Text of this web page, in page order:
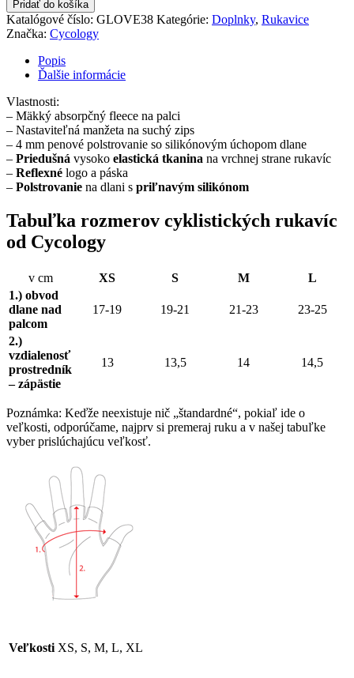
Tattoo
Pridať do košíka
Katalógové číslo: GLOVE38 Kategórie: Doplnky, Rukavice
Značka: Cycology
Popis
Ďalšie informácie
Vlastnosti:
– Mäkký absorpčný fleece na palci
– Nastaviteľná manžeta na suchý zips
– 4 mm penové polstrovanie so silikónovým úchopom dlane
– Priedušná vysoko elastická tkanina na vrchnej strane rukavíc
– Reflexné logo a páska
– Polstrovanie na dlani s priľnavým silikónom
Tabuľka rozmerov cyklistických rukavíc
od Cycology
v cm XS S M
L
1.) obvod
dlane nad
palcom
17-19 19-21 21-23 23-25
2.)
vzdialenosť
prostredník
– zápästie
13 13,5 14 14,5
Poznámka: Keďže neexistuje nič „štandardné“, pokiaľ ide o
veľkosti, odporúčame, najprv si premeraj ruku a v našej tabuľke
vyber prislúchajúcu veľkosť.
Veľkosti XS, S, M, L, XL